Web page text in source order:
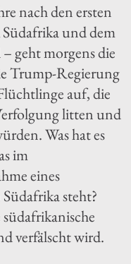
nach den ersten
und dem
geht morgens die
Trump-Regierung
auf, die
litten und
Was hat es
im
eines
steht?
verfälscht wird.